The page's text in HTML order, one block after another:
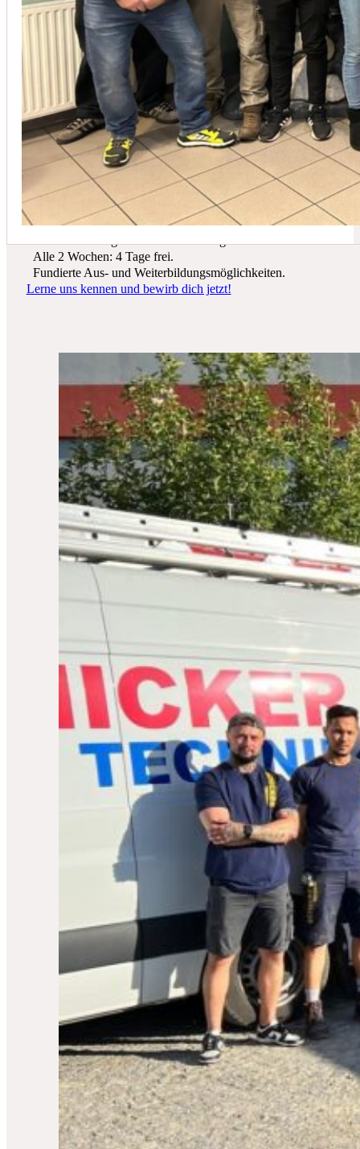
In der Regel empfehlen wir eine Wartung mindestens einmal
Du suchst einen zukunftssicheren Arbeitsplatz? Bei Schicker Technik
erwarten dich spannende Projekte, ein freundliches Team und beste
Entwicklungsmöglichkeiten.
Wir bieten dir:
Ein sicherer Arbeitsplatz in einer krisenfesten Branche.
Alle 2 Wochen: 4 Tage frei.
Fundierte Aus- und Weiterbildungsmöglichkeiten.
Lerne uns kennen und bewirb dich jetzt!